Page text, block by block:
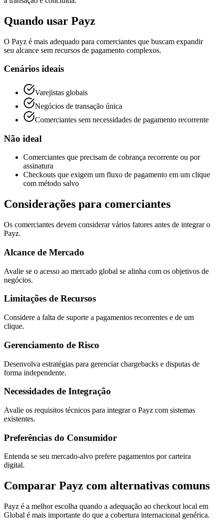
Quando usar Payz
O Payz é mais adequado para comerciantes que buscam expandir
seu alcance sem recursos de pagamento complexos.
Cenários ideais
Varejistas globais
Negócios de transação única
Comerciantes sem necessidades de pagamento recorrente
Não ideal
Comerciantes que precisam de cobrança recorrente ou por
assinatura
Checkouts que exigem um fluxo de pagamento em um clique
com método salvo
Considerações para comerciantes
Os comerciantes devem considerar vários fatores antes de integrar o
Payz.
Alcance de Mercado
Avalie se o acesso ao mercado global se alinha com os objetivos de
negócios.
Limitações de Recursos
Considere a falta de suporte a pagamentos recorrentes e de um
clique.
Gerenciamento de Risco
Desenvolva estratégias para gerenciar chargebacks e disputas de
forma independente.
Necessidades de Integração
Avalie os requisitos técnicos para integrar o Payz com sistemas
existentes.
Preferências do Consumidor
Entenda se seu mercado-alvo prefere pagamentos por carteira
digital.
Comparar Payz com alternativas comuns
Payz é a melhor escolha quando a adequação ao checkout local em
Global é mais importante do que a cobertura internacional genérica.